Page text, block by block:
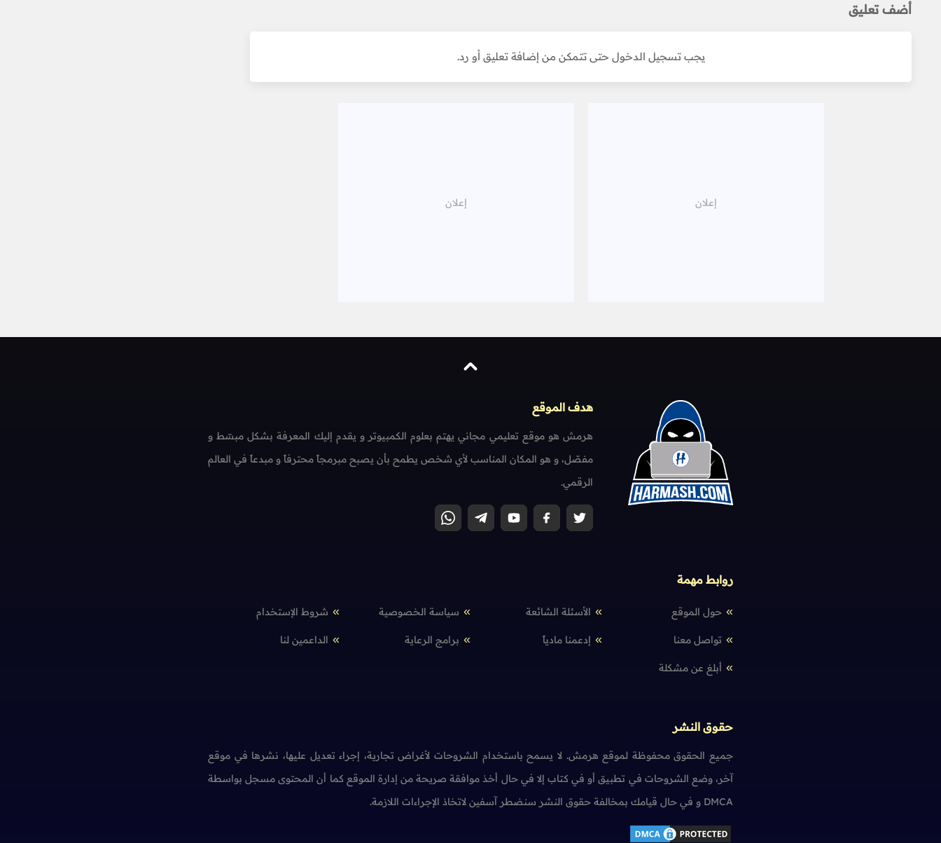
أضف تعليق
يجب تسجيل الدخول حتى تتمكن من إضافة تعليق أو رد.
هدف الموقع
هرمش هو موقع تعليمي مجاني يهتم بعلوم الكمبيوتر و يقدم إليك المعرفة بشكل مبسّط و
مفصّل، و هو المكان المناسب لأي شخص يطمح بأن يصبح مبرمجاً محترفاً و مبدعاً في العالم
الرقمي.
روابط مهمة
حول الموقع الأسئلة الشائعة سياسة الخصوصية شروط الإستخدام
تواصل معنا إدعمنا مادياً برامج الرعاية الداعمين لنا
أبلغ عن مشكلة
حقوق النشر
جميع الحقوق محفوظة لموقع هرمش. لا يسمح باستخدام الشروحات لأغراض تجارية، إجراء تعديل عليها، نشرها في موقع
آخر، وضع الشروحات في تطبيق أو في كتاب إلا في حال أخذ موافقة صريحة من إدارة الموقع كما أن المحتوى مسجل بواسطة
DMCA و في حال قيامك بمخالفة حقوق النشر سنضطر آسفين لاتخاذ الإجراءات اللازمة.